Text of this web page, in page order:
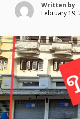
Written by
February 19,